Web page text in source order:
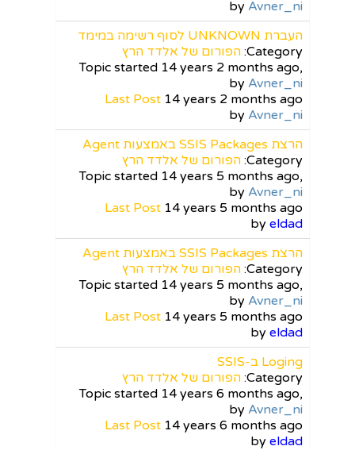
by Avner_ni
העברת UNKNOWN לסוף רשימה במימד
Category: הפורום של אלדד הרץ
Topic started 14 years 2 months ago,
by Avner_ni
Last Post 14 years 2 months ago
by Avner_ni
הרצת SSIS Packages באמצעות Agent
Category: הפורום של אלדד הרץ
Topic started 14 years 5 months ago,
by Avner_ni
Last Post 14 years 5 months ago
by eldad
הרצת SSIS Packages באמצעות Agent
Category: הפורום של אלדד הרץ
Topic started 14 years 5 months ago,
by Avner_ni
Last Post 14 years 5 months ago
by eldad
Loging ב-SSIS
Category: הפורום של אלדד הרץ
Topic started 14 years 6 months ago,
by Avner_ni
Last Post 14 years 6 months ago
by eldad